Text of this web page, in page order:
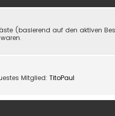
(basierend auf den aktiven
Mitglied: TitoPaul